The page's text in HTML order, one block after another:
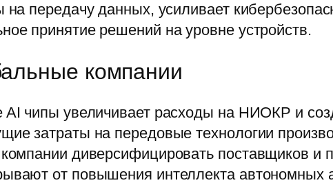
на передачу данных, усиливает
принятие решений на уровне устройств.
компании
чипы увеличивает расходы на НИОКР и
затраты на передовые технологии
диверсифицировать поставщиков и
от повышения интеллекта автономных